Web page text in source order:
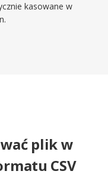
kasowane w
plik w
CSV